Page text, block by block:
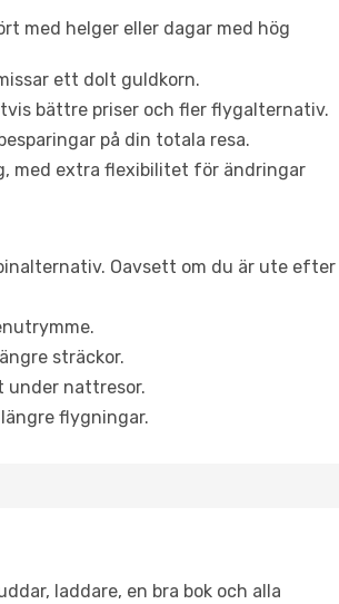
med helger eller dagar med hög
ett dolt guldkorn.
bättre priser och fler flygalternativ.
på din totala resa.
med extra flexibilitet för ändringar
Oavsett om du är ute efter
sträckor.
under nattresor.
flygningar.
laddare, en bra bok och alla